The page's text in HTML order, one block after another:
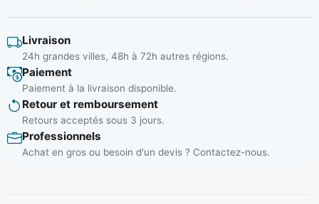
Livraison
24h grandes villes, 48h à 72h autres régions.
Paiement
Paiement à la livraison disponible.
Retour et remboursement
Retours acceptés sous 3 jours.
Professionnels
Achat en gros ou besoin d'un devis ? Contactez-nous.